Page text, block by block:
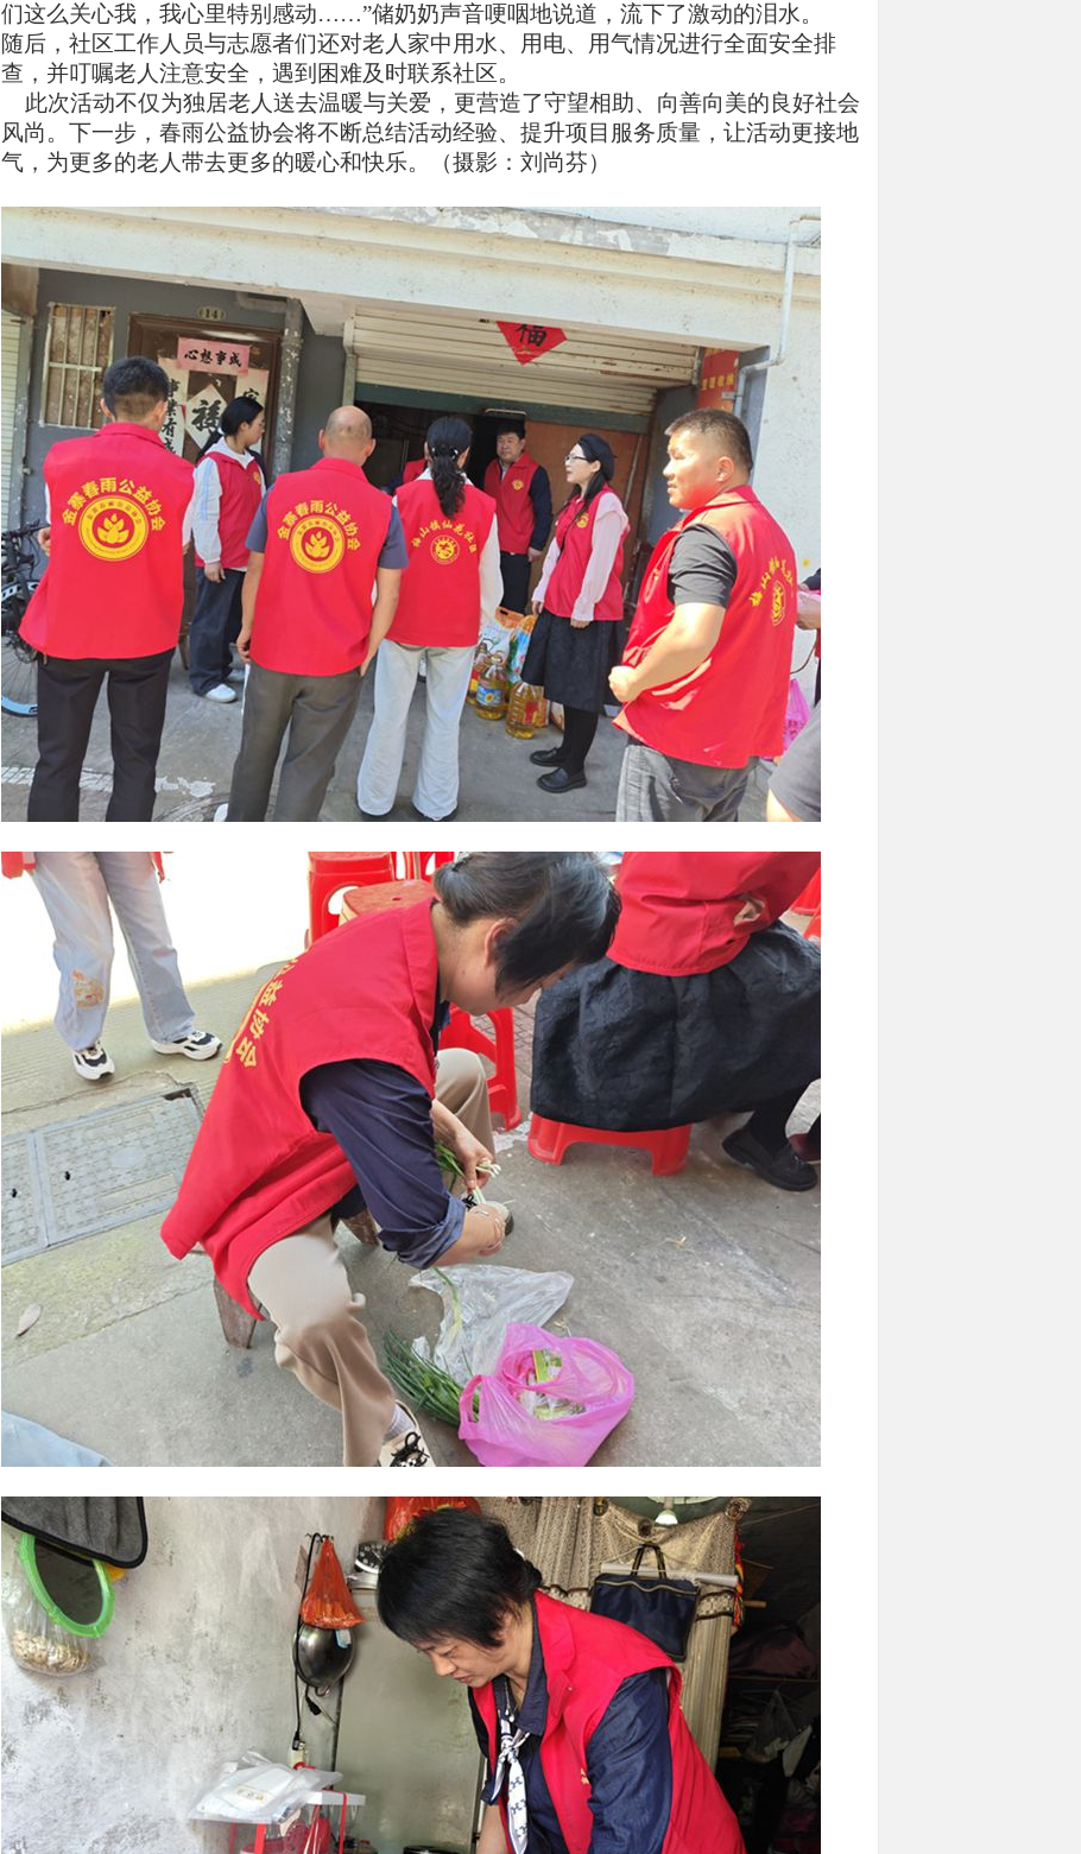
们这么关心我，我心里特别感动……”储奶奶声音哽咽地说道，流下了激动的泪水。
随后，社区工作人员与志愿者们还对老人家中用水、用电、用气情况进行全面安全排
查，并叮嘱老人注意安全，遇到困难及时联系社区。
此次活动不仅为独居老人送去温暖与关爱，更营造了守望相助、向善向美的良好社会
风尚。下一步，春雨公益协会将不断总结活动经验、提升项目服务质量，让活动更接地
气，为更多的老人带去更多的暖心和快乐。（摄影：刘尚芬）